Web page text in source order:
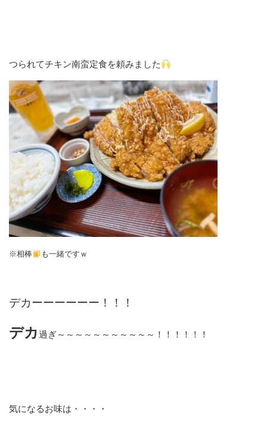
つられてチキン南蛮定食を頼みました
※相棒 も一緒ですｗ
デカーーーーーー！！！
デカ過ぎ～～～～～～～～～～～！！！！！！
気になるお味は・・・・